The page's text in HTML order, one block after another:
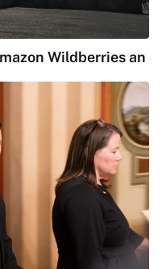
Wildberries an